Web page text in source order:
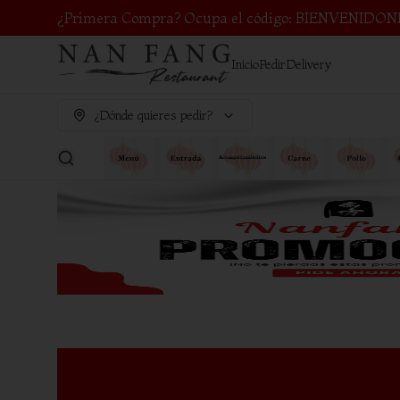
¿Primera Compra? Ocupa el código:
InicioPedirDelivery
¿Dónde quieres pedir?